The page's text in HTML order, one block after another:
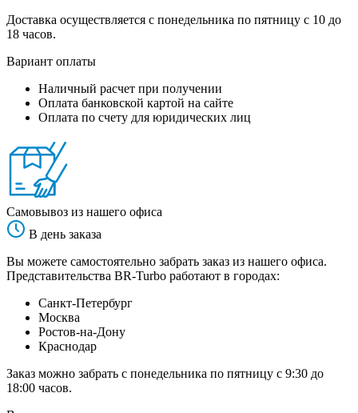
Доставка осуществляется с понедельника по пятницу с 10 до
18 часов.
Вариант оплаты
Наличный расчет при получении
Оплата банковской картой на сайте
Оплата по счету для юридических лиц
Самовывоз из нашего офиса
В день заказа
Вы можете самостоятельно забрать заказ из нашего офиса.
Представительства BR-Turbo работают в городах:
Санкт-Петербург
Москва
Ростов-на-Дону
Краснодар
Заказ можно забрать с понедельника по пятницу с 9:30 до
18:00 часов.